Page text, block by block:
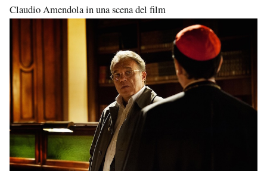
Claudio Amendola in una scena del film